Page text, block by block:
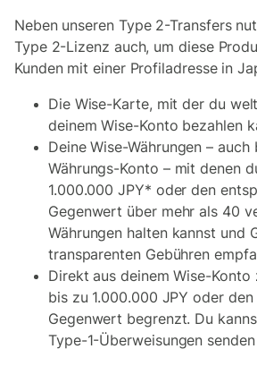
Neben unseren Type 2-Transfers
Type 2-Lizenz auch, um diese
Kunden mit einer Profiladresse in
Die Wise-Karte, mit der du
deinem Wise-Konto bezahlen
Deine Wise-Währungen –
Währungs-Konto – mit denen
1.000.000 JPY* oder den
Gegenwert über mehr als 40
Währungen halten kannst und
transparenten Gebühren
Direkt aus deinem Wise-Konto
bis zu 1.000.000 JPY oder
Gegenwert begrenzt. Du
Type-1-Überweisungen senden